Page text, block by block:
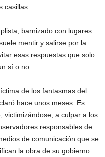
casillas.
barnizado con lugares
mentir y salirse por la
esas respuestas que solo
sí o no.
de los fantasmas del
hace unos meses. Es
victimizándose, a culpar a los
responsables de
de comunicación que se
la obra de su gobierno.